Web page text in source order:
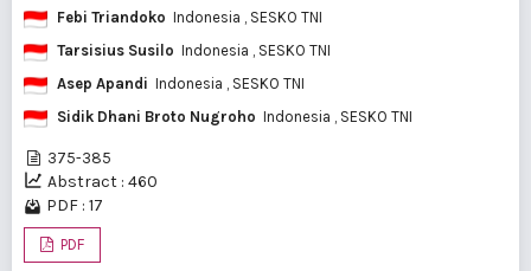
Febi Triandoko Indonesia , SESKO TNI
Tarsisius Susilo Indonesia , SESKO TNI
Asep Apandi Indonesia , SESKO TNI
Sidik Dhani Broto Nugroho Indonesia , SESKO TNI
375-385
Abstract : 460
PDF : 17
PDF